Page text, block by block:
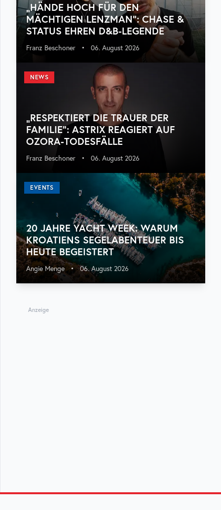
„HÄNDE HOCH FÜR DEN
MÄCHTIGEN LENZMAN“: CHASE &
STATUS EHREN D&B-LEGENDE
Franz Beschoner • 06. August 2026
NEWS
„RESPEKTIERT DIE TRAUER DER
FAMILIE“: ASTRIX REAGIERT AUF
OZORA-TODESFÄLLE
Franz Beschoner • 06. August 2026
EVENTS
20 JAHRE YACHT WEEK: WARUM
KROATIENS SEGELABENTEUER BIS
HEUTE BEGEISTERT
Angie Menge • 06. August 2026
Anzeige